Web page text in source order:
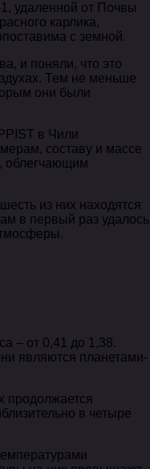
удаленной от Почвы
карлика,
с земной.
и поняли, что это
Тем не меньше
они были
в Чили
составу и массе
облегчающим
из них находятся
в первый раз удалось
– от 0,41 до 1,38.
являются планетами-
продолжается
в четыре